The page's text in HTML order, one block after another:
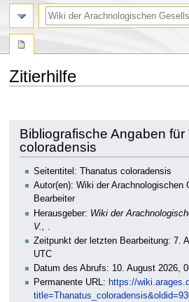
Zitierhilfe
springen
springen
Bibliografische Angaben für
coloradensis
Seitentitel: Thanatus coloradensis
Autor(en): Wiki der Arachnologischen
Bearbeiter
Herausgeber: Wiki der
V.,
Zeitpunkt der letzten Bearbeitung: 7.
UTC
Datum des Abrufs: 10. August 2026,
Permanente URL: https://